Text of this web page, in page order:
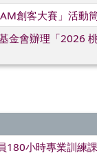
創客大賽」活動
金會辦理「2026
180小時專業訓練